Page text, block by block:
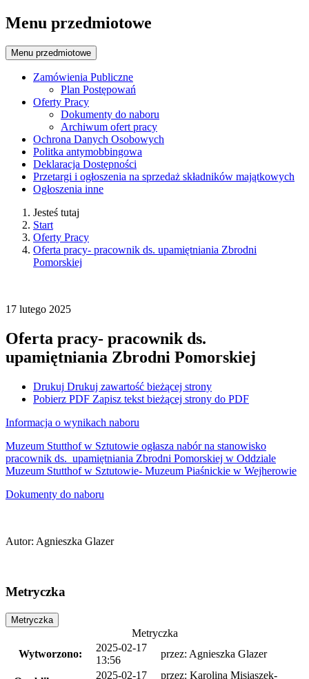
Menu przedmiotowe
Menu przedmiotowe
Zamówienia Publiczne
Plan Postępowań
Oferty Pracy
Dokumenty do naboru
Archiwum ofert pracy
Ochrona Danych Osobowych
Politka antymobbingowa
Deklaracja Dostępności
Przetargi i ogłoszenia na sprzedaż składników majątkowych
Ogłoszenia inne
Jesteś tutaj
Start
Oferty Pracy
Oferta pracy- pracownik ds. upamiętniania Zbrodni
Pomorskiej
17 lutego 2025
Oferta pracy- pracownik ds.
upamiętniania Zbrodni Pomorskiej
Drukuj Drukuj zawartość bieżącej strony
Pobierz PDF Zapisz tekst bieżącej strony do PDF
Informacja o wynikach naboru
Muzeum Stutthof w Sztutowie ogłasza nabór na stanowisko
pracownik ds. upamiętniania Zbrodni Pomorskiej w Oddziale
Muzeum Stutthof w Sztutowie- Muzeum Piaśnickie w Wejherowie
Dokumenty do naboru
Autor: Agnieszka Glazer
Metryczka
Metryczka
Metryczka
Wytworzono:
2025-02-17
13:56
przez: Agnieszka Glazer
2025-02-17 przez: Karolina Misiaszek-